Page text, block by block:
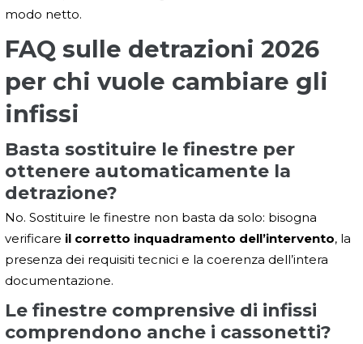
modo netto.
FAQ sulle detrazioni 2026
per chi vuole cambiare gli
infissi
Basta sostituire le finestre per
ottenere automaticamente la
detrazione?
No. Sostituire le finestre non basta da solo: bisogna
verificare il corretto inquadramento dell’intervento, la
presenza dei requisiti tecnici e la coerenza dell’intera
documentazione.
Le finestre comprensive di infissi
comprendono anche i cassonetti?